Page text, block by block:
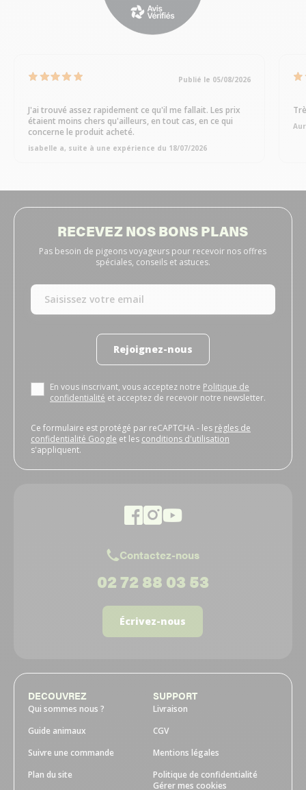
Publié le 05/08/2026
J'ai trouvé assez rapidement ce qu'il me fallait. Les prix
étaient moins chers qu'ailleurs, en tout cas, en ce qui
concerne le produit acheté.
isabelle a, suite à une expérience du 18/07/2026
RECEVEZ NOS BONS PLANS
Pas besoin de pigeons voyageurs pour recevoir nos offres
spéciales, conseils et astuces.
Rejoignez-nous
En vous inscrivant, vous acceptez notre Politique de
confidentialité et acceptez de recevoir notre newsletter.
Ce formulaire est protégé par reCAPTCHA - les règles de
confidentialité Google et les conditions d'utilisation
s'appliquent.
Contactez-nous
02 72 88 03 53
Écrivez-nous
DECOUVREZ
Qui sommes nous ?
Guide animaux
Suivre une commande
Plan du site
SUPPORT
Livraison
CGV
Mentions légales
Politique de confidentialité
Gérer mes cookies